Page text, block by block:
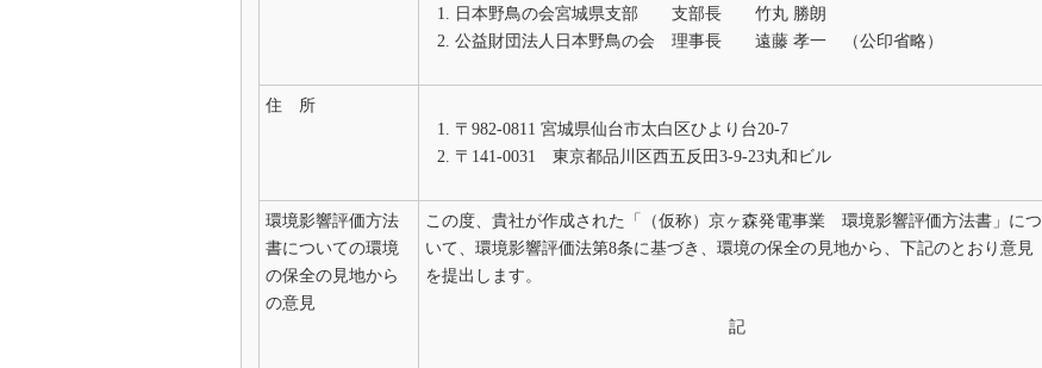
日本野鳥の会宮城県支部 支部長 竹丸 勝朗
公益財団法人日本野鳥の会 理事長 遠藤 孝一 （公印省略）
住 所
〒982-0811 宮城県仙台市太白区ひより台20-7
〒141-0031 東京都品川区西五反田3-9-23丸和ビル
環境影響評価方法
書についての環境
の保全の見地から
の意見
この度、貴社が作成された「（仮称）京ヶ森発電事業 環境影響評価方法書」につ
いて、環境影響評価法第8条に基づき、環境の保全の見地から、下記のとおり意見
を提出します。
記